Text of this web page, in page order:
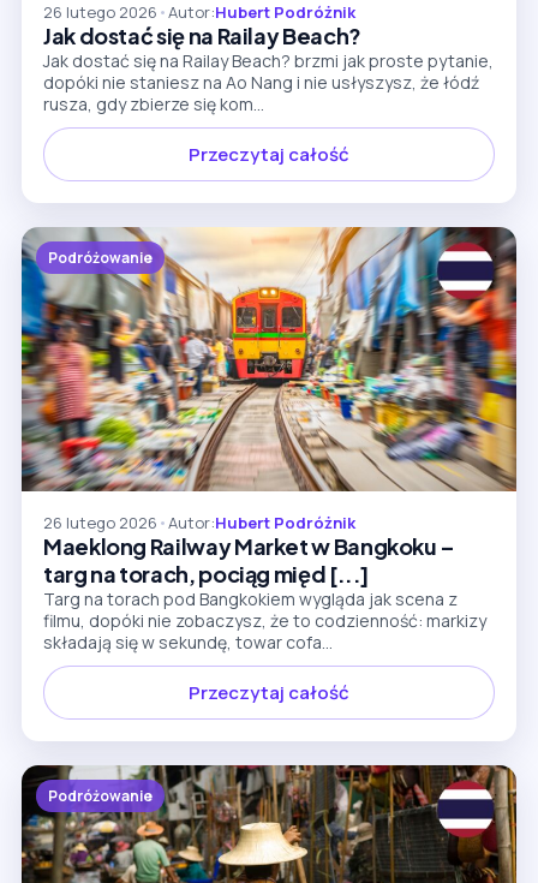
26 lutego 2026 •Autor:Hubert Podróżnik
Jak dostać się na Railay Beach?
Jak dostać się na Railay Beach? brzmi jak proste pytanie,
dopóki nie staniesz na Ao Nang i nie usłyszysz, że łódź
rusza, gdy zbierze się kom...
Przeczytaj całość
Podróżowanie
26 lutego 2026 •Autor:Hubert Podróżnik
Maeklong Railway Market w Bangkoku –
targ na torach, pociąg międ [...]
Targ na torach pod Bangkokiem wygląda jak scena z
filmu, dopóki nie zobaczysz, że to codzienność: markizy
składają się w sekundę, towar cofa...
Przeczytaj całość
Podróżowanie